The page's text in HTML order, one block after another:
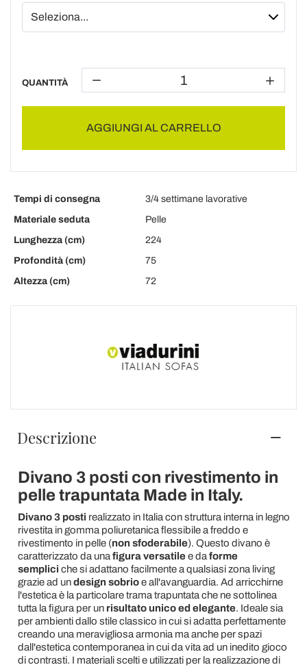
QUANTITÀ
AGGIUNGI AL CARRELLO
Tempi di consegna
3/4 settimane lavorative
Materiale seduta
Pelle
Lunghezza (cm)
224
Profondità (cm)
75
Altezza (cm)
72
Descrizione
Divano 3 posti con rivestimento in
pelle trapuntata Made in Italy.
Divano 3 posti realizzato in Italia con struttura interna in legno
rivestita in gomma poliuretanica flessibile a freddo e
rivestimento in pelle (non sfoderabile). Questo divano è
caratterizzato da una figura versatilee da forme
semplici che si adattano facilmente a qualsiasi zona living
grazie ad undesign sobrioe all'avanguardia. Ad arricchirne
l'estetica è la particolare trama trapuntata che ne sottolinea
tutta la figura per un risultato unico ed elegante. Ideale sia
per ambienti dallo stile classico in cui si adatta perfettamente
creando una meravigliosa armonia ma anche per spazi
dall'estetica contemporanea in cui da vita ad un inedito gioco
di contrasti. I materiali scelti e utilizzati per la realizzazione di